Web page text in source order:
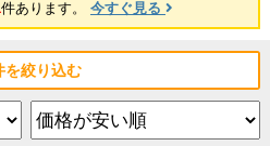
件あります。 今すぐ見る
を絞り込む